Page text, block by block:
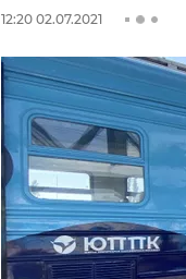
12:20 02.07.2021